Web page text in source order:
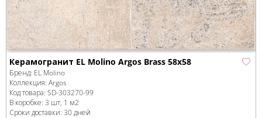
Керамогранит EL Molino Argos Brass 58x58
Бренд: EL Molino
Коллекция: Argos
Код товара: SD-303270-99
В коробке: 3 шт, 1 м2
Сроки доставки: 30 дней